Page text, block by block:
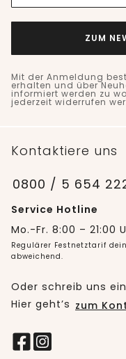
ZUM
Mit der Anmeldung
erhalten und über
informiert werden zu
jederzeit widerrufen
Kontaktiere uns
0800 / 5 654
Service Hotline
Mo.-Fr. 8:00 – 21:00
Regulärer Festnetztarif
abweichend.
Oder schreib uns
Hier geht’s zum